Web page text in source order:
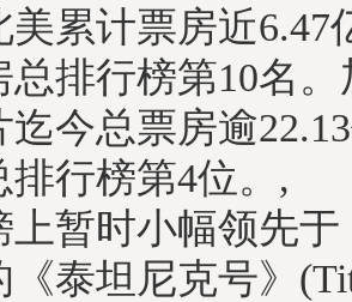
美累计票房近6.47
总排行榜第10名
迄今总票房逾
排行榜第4位。,
上暂时小幅领先
《泰坦尼克号》